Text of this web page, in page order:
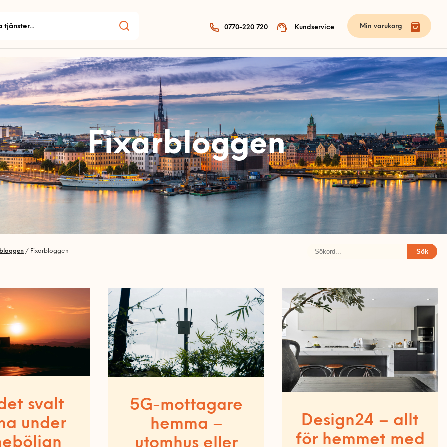
0770-220 720 Kundservice Min varukorg
Fixarbloggen
/ Fixarbloggen Sök
svalt
under
5G-mottagare
hemma –
utomhus eller
Design24 – allt
för hemmet med